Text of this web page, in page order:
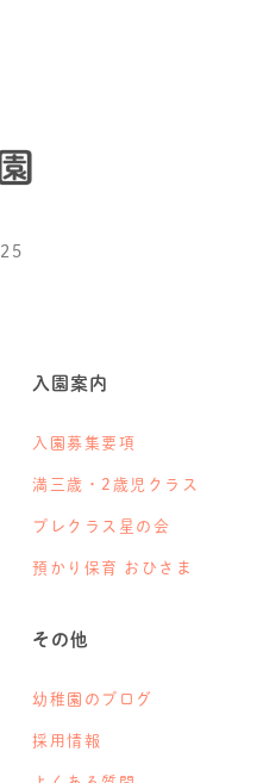
入園案内
入園募集要項
満三歳・2歳児クラス
プレクラス星の会
預かり保育 おひさま
その他
幼稚園のブログ
採用情報